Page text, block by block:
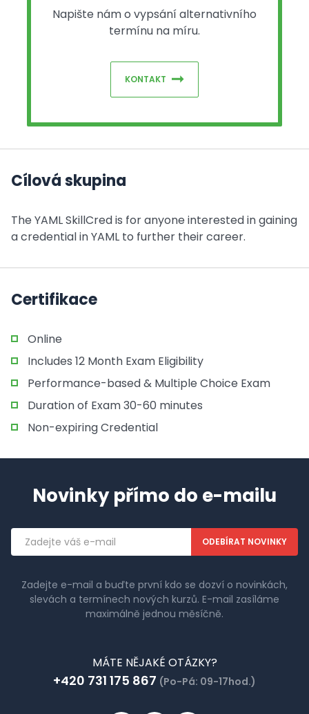
Napište nám o vypsání alternativního
termínu na míru.
KONTAKT
Cílová skupina
The YAML SkillCred is for anyone interested in gaining
a credential in YAML to further their career.
Certifikace
Online
Includes 12 Month Exam Eligibility
Performance-based & Multiple Choice Exam
Duration of Exam 30-60 minutes
Non-expiring Credential
Novinky přímo do e-mailu
Emailová
adresa
Zadejte e-mail a buďte první kdo se dozví o novinkách,
slevách a termínech nových kurzů. E-mail zasíláme
maximálně jednou měsíčně.
MÁTE NĚJAKÉ OTÁZKY?
+420 731 175 867 (Po-Pá: 09-17hod.)